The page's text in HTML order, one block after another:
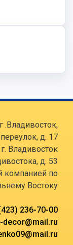
.Владивосток,
д. 17
Владивосток
д. 53
компанией по
Востоку
236-70-00
decor@mail.ru